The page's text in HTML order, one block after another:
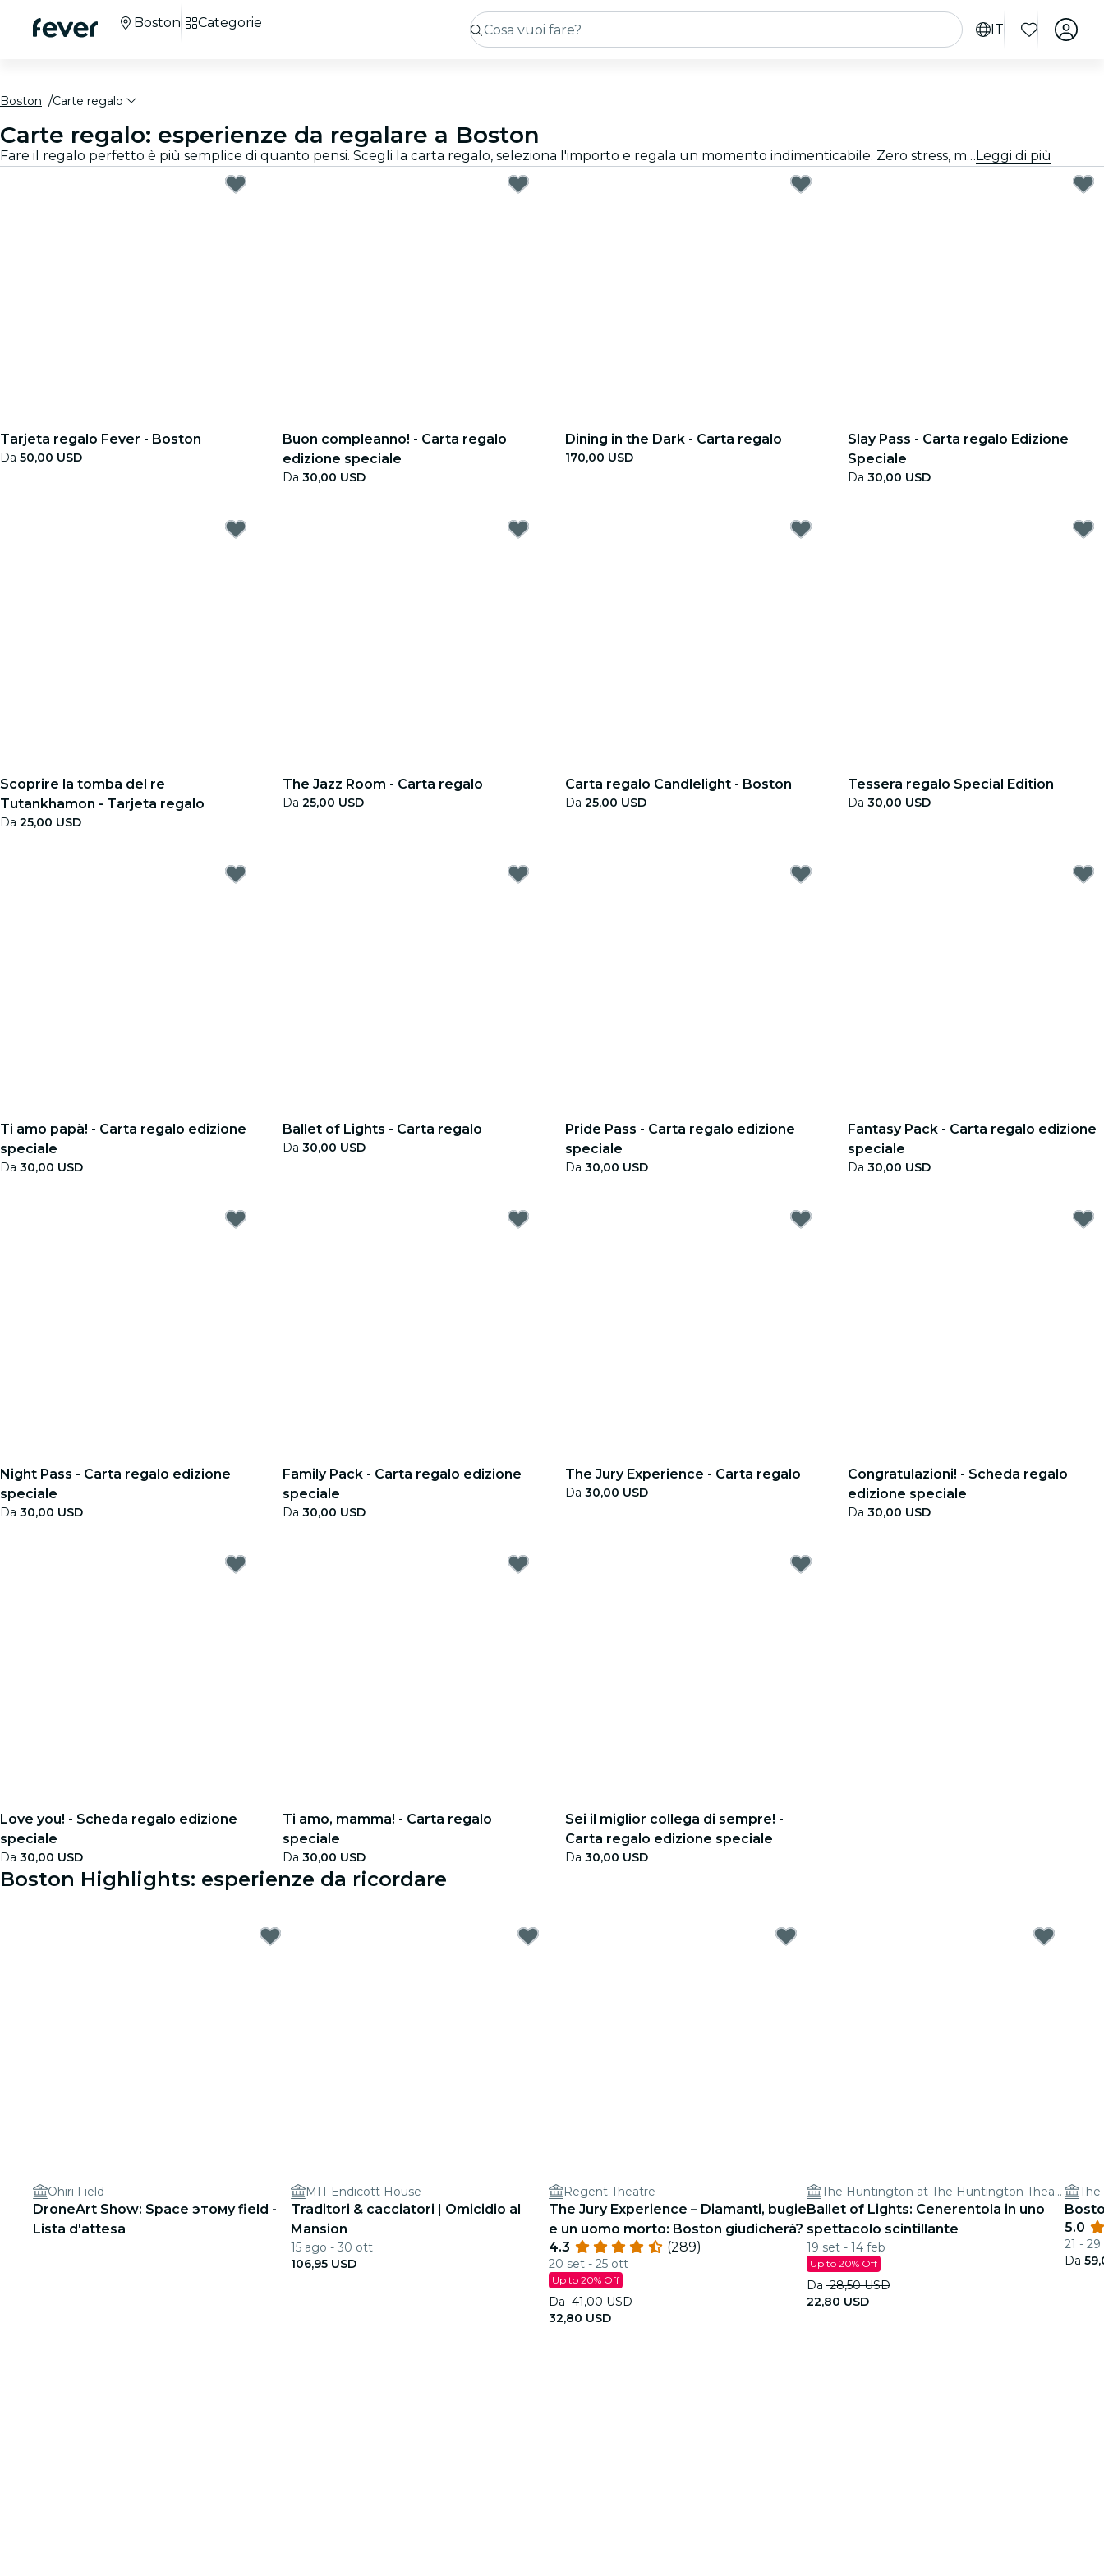
IT
Boston Categorie
Boston Carte regalo
Carte regalo: esperienze da regalare a Boston
Fare il regalo perfetto è più semplice di quanto pensi. Scegli la carta regalo, seleziona l'importo e regala un momento indimenticabile. Zero stress, massima flessibilità, successo garantito.Leggi di più
Tarjeta regalo Fever - Boston
Da 50,00 USD
Buon compleanno! - Carta regalo
edizione speciale
Da 30,00 USD
Dining in the Dark - Carta regalo
170,00 USD
Slay Pass - Carta regalo Edizione
Speciale
Da 30,00 USD
Scoprire la tomba del re
Tutankhamon - Tarjeta regalo
Da 25,00 USD
The Jazz Room - Carta regalo
Da 25,00 USD
Carta regalo Candlelight - Boston
Da 25,00 USD
Tessera regalo Special Edition
Da 30,00 USD
Ti amo papà! - Carta regalo edizione
speciale
Da 30,00 USD
Ballet of Lights - Carta regalo
Da 30,00 USD
Pride Pass - Carta regalo edizione
speciale
Da 30,00 USD
Fantasy Pack - Carta regalo edizione
speciale
Da 30,00 USD
Night Pass - Carta regalo edizione
speciale
Da 30,00 USD
Family Pack - Carta regalo edizione
speciale
Da 30,00 USD
The Jury Experience - Carta regalo
Da 30,00 USD
Congratulazioni! - Scheda regalo
edizione speciale
Da 30,00 USD
Love you! - Scheda regalo edizione
speciale
Da 30,00 USD
Ti amo, mamma! - Carta regalo
speciale
Da 30,00 USD
Sei il miglior collega di sempre! -
Carta regalo edizione speciale
Da 30,00 USD
Boston Highlights: esperienze da ricordare
Ohiri Field
DroneArt Show: Space этому field -
Lista d'attesa
MIT Endicott House
Traditori & cacciatori | Omicidio al
Mansion
15 ago - 30 ott
106,95 USD
Regent Theatre
The Jury Experience – Diamanti, bugie
e un uomo morto: Boston giudicherà?
4.3
(289)
20 set - 25 ott
Up to 20% Off
Da 41,00 USD
32,80 USD
The Huntington at The Huntington Theatre
Ballet of Lights: Cenerentola in uno
spettacolo scintillante
19 set - 14 feb
Up to 20% Off
Da 28,50 USD
22,80 USD
5.0
21 -
Da